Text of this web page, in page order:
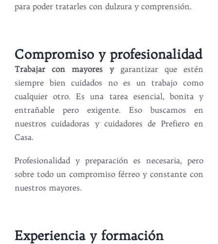
para poder tratarles con dulzura y comprensión.
Compromiso y profesionalidad
Trabajar con mayores ygarantizar que estén
siempre bien cuidados no es un trabajo como
cualquier otro. Es una tarea esencial, bonita y
entrañable pero exigente. Eso buscamos en
nuestros cuidadoras y cuidadores de Prefiero en
Casa.
Profesionalidad y preparación es necesaria, pero
sobre todo un compromiso férreo y constante con
nuestros mayores.
Experiencia y formación